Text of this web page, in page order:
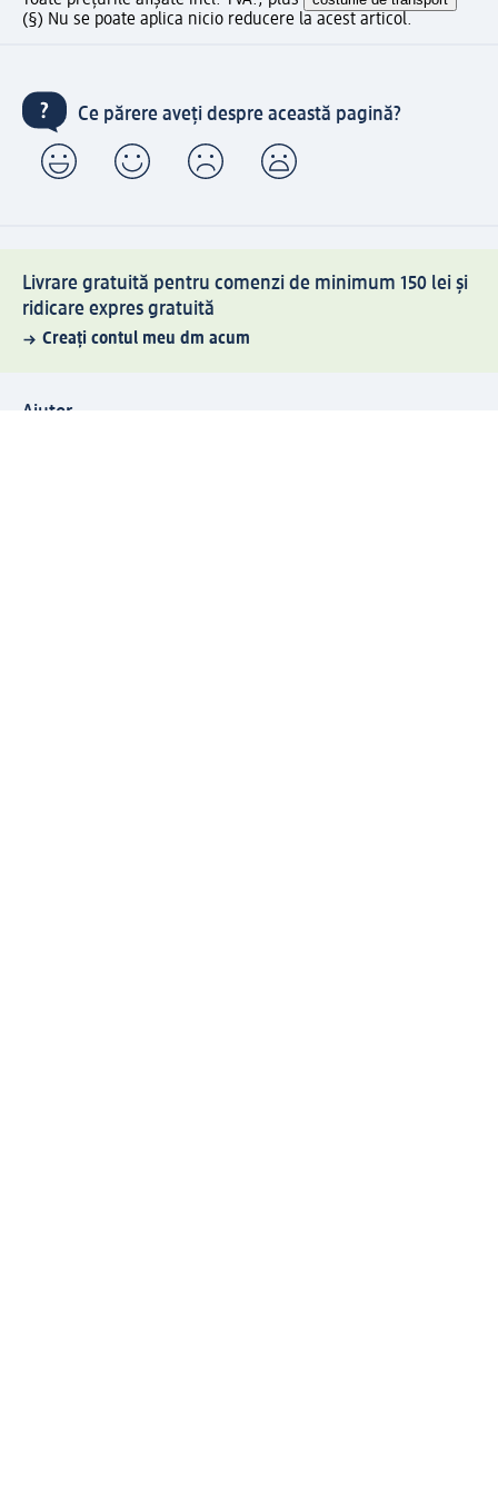
(§) Nu se poate aplica nicio reducere la acest articol.
Ce părere aveți despre această pagină?
Livrare gratuită pentru comenzi de minimum 150 lei și
ridicare expres gratuită
Creați contul meu dm acum
Ajutor